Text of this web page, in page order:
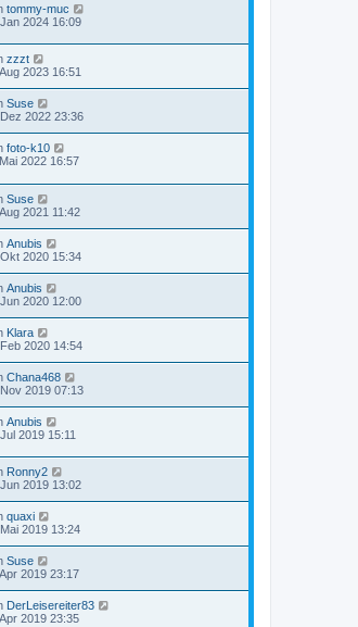
tommy-muc
2024 16:09
zzzt
2023 16:51
Suse
2022 23:36
foto-k10
2022 16:57
Suse
2021 11:42
Anubis
2020 15:34
Anubis
2020 12:00
Klara
2020 14:54
Chana468
2019 07:13
Anubis
2019 15:11
Ronny2
2019 13:02
quaxi
2019 13:24
Suse
2019 23:17
DerLeisereiter83
2019 23:35